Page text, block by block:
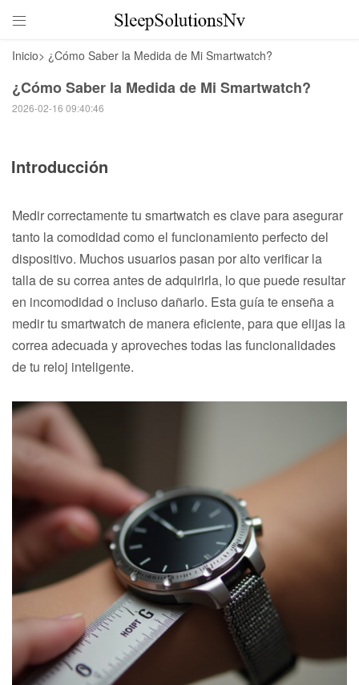

Inicio> ¿Cómo Saber la Medida de Mi Smartwatch?
¿Cómo Saber la Medida de Mi Smartwatch?
2026-02-16 09:40:46
Introducción
Medir correctamente tu smartwatch es clave para asegurar
tanto la comodidad como el funcionamiento perfecto del
dispositivo. Muchos usuarios pasan por alto verificar la
talla de su correa antes de adquirirla, lo que puede resultar
en incomodidad o incluso dañarlo. Esta guía te enseña a
medir tu smartwatch de manera eficiente, para que elijas la
correa adecuada y aproveches todas las funcionalidades
de tu reloj inteligente.